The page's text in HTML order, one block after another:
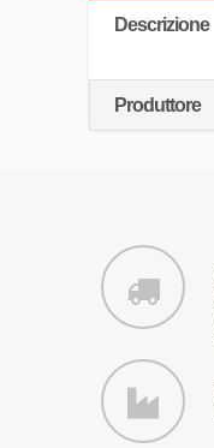
Descrizione
Produttore